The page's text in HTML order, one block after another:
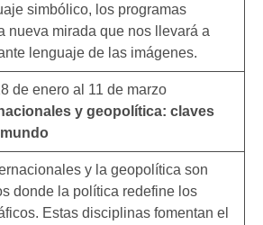
simbólico, los programas
nueva mirada que nos llevará a
lenguaje de las imágenes.
de enero al 11 de marzo
y geopolítica: claves
y la geopolítica son
donde la política redefine los
Estas disciplinas fomentan el